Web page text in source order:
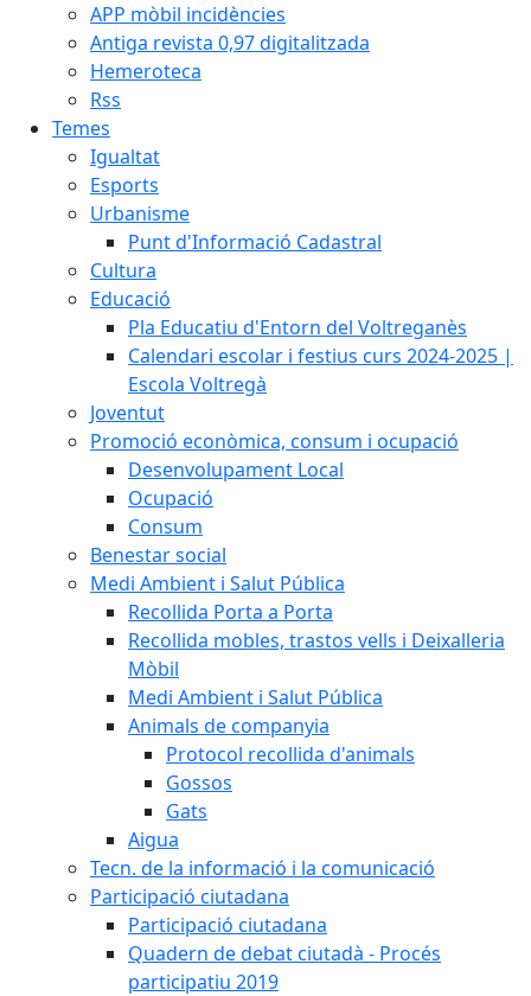
APP mòbil incidències
Antiga revista 0,97 digitalitzada
Hemeroteca
Rss
Temes
Igualtat
Esports
Urbanisme
Punt d'Informació Cadastral
Cultura
Educació
Pla Educatiu d'Entorn del Voltreganès
Calendari escolar i festius curs 2024-2025 |
Escola Voltregà
Joventut
Promoció econòmica, consum i ocupació
Desenvolupament Local
Ocupació
Consum
Benestar social
Medi Ambient i Salut Pública
Recollida Porta a Porta
Recollida mobles, trastos vells i Deixalleria
Mòbil
Medi Ambient i Salut Pública
Animals de companyia
Protocol recollida d'animals
Gossos
Gats
Aigua
Tecn. de la informació i la comunicació
Participació ciutadana
Participació ciutadana
Quadern de debat ciutadà - Procés
participatiu 2019